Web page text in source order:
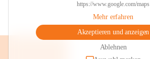
https://www.google.com/maps
Mehr erfahren
Akzeptieren und anzeigen
Ablehnen